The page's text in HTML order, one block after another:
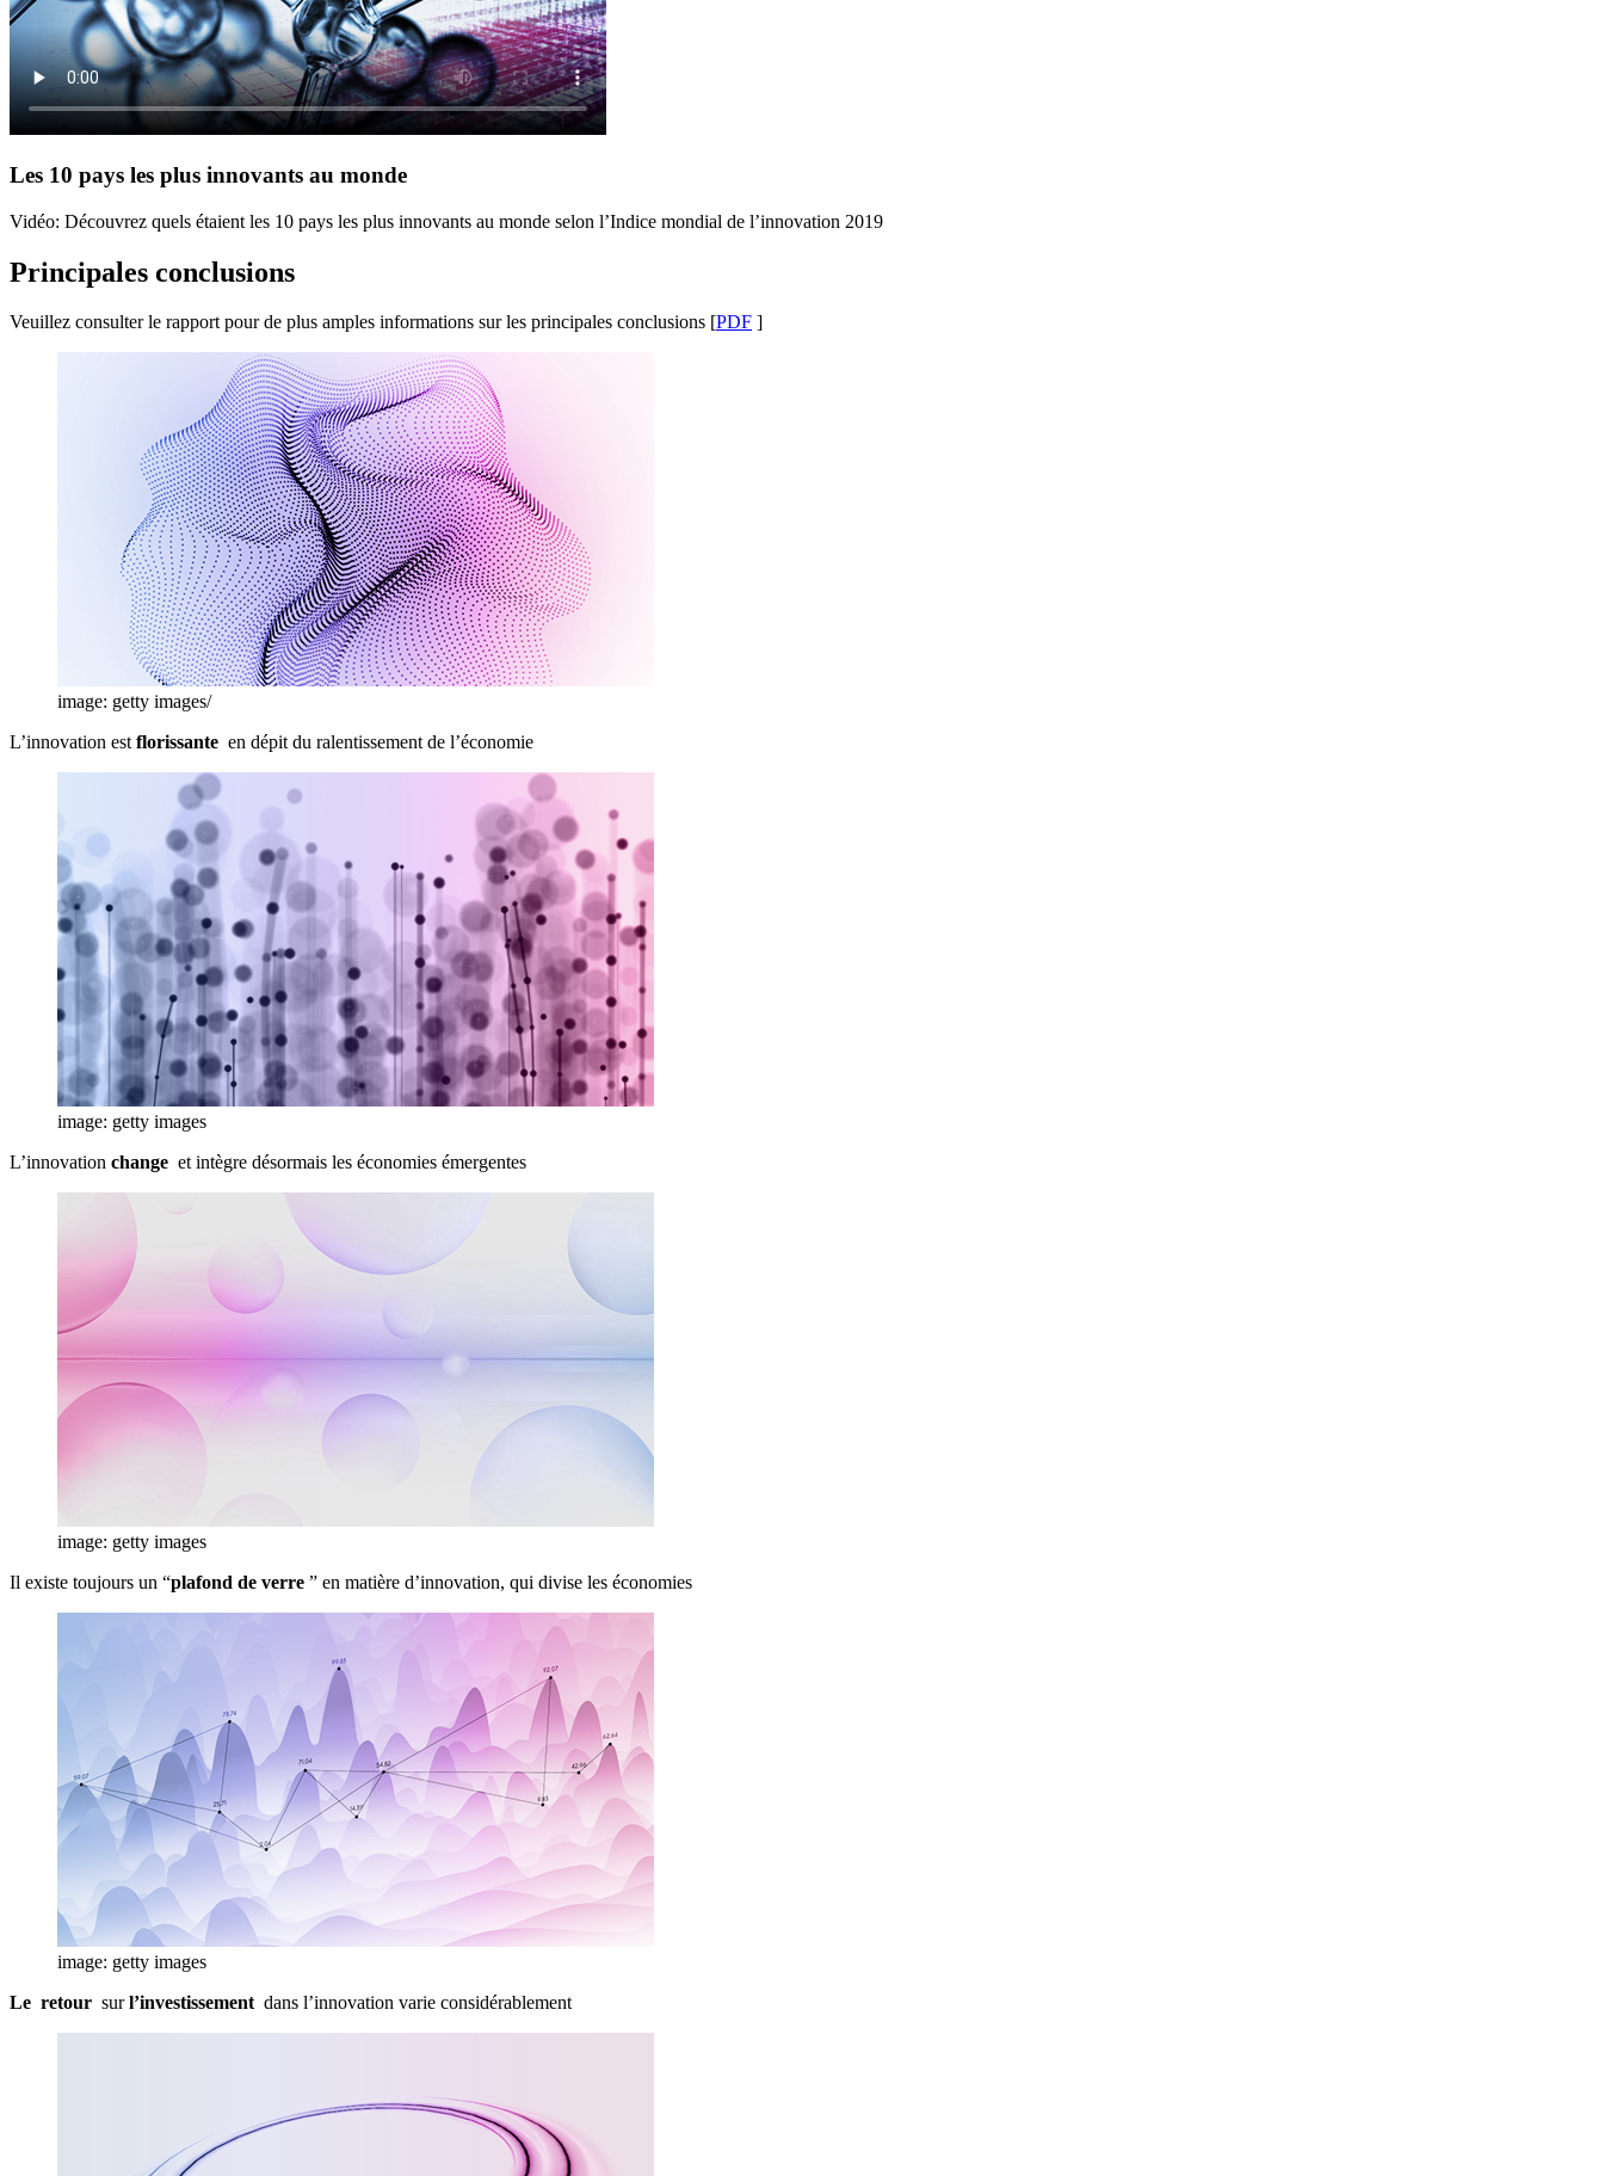
Les 10 pays les plus innovants au monde
Vidéo: Découvrez quels étaient les 10 pays les plus innovants au monde selon l’Indice mondial de l’innovation 2019
Principales conclusions
Veuillez consulter le rapport pour de plus amples informations sur les principales conclusions [PDF ]
image: getty images/
L’innovation estflorissante en dépit du ralentissement de l’économie
image: getty images
L’innovation change et intègre désormais les économies émergentes
image: getty images
Il existe toujours un “plafond de verre ” en matière d’innovation, qui divise les économies
image: getty images
Le retour surl’investissementdans l’innovation varie considérablement